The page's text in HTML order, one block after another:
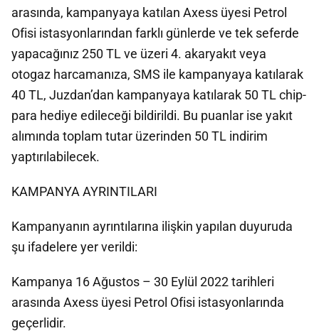
arasında, kampanyaya katılan Axess üyesi Petrol
Ofisi istasyonlarından farklı günlerde ve tek seferde
yapacağınız 250 TL ve üzeri 4. akaryakıt veya
otogaz harcamanıza, SMS ile kampanyaya katılarak
40 TL, Juzdan’dan kampanyaya katılarak 50 TL chip-
para hediye edileceği bildirildi. Bu puanlar ise yakıt
alımında toplam tutar üzerinden 50 TL indirim
yaptırılabilecek.
KAMPANYA AYRINTILARI
Kampanyanın ayrıntılarına ilişkin yapılan duyuruda
şu ifadelere yer verildi:
Kampanya 16 Ağustos – 30 Eylül 2022 tarihleri
arasında Axess üyesi Petrol Ofisi istasyonlarında
geçerlidir.